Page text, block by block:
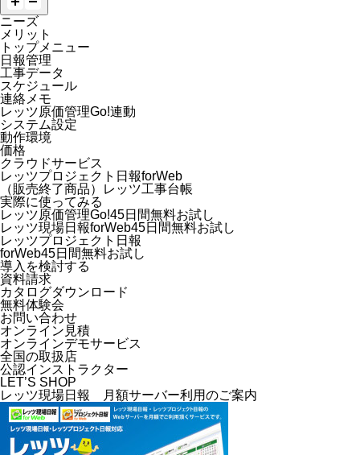
ニーズ
メリット
トップメニュー
日報管理
工事データ
スケジュール
連絡メモ
レッツ原価管理Go!連動
システム設定
動作環境
価格
クラウドサービス
レッツプロジェクト日報forWeb
（販売終了商品）レッツ工事台帳
実際に使ってみる
レッツ原価管理Go!45日間無料お試し
レッツ現場日報forWeb45日間無料お試し
レッツプロジェクト日報
forWeb45日間無料お試し
導入を検討する
資料請求
カタログダウンロード
無料体験会
お問い合わせ
オンライン見積
オンラインデモサービス
全国の取扱店
公認インストラクター
LET’S SHOP
レッツ現場日報 月額サーバー利用のご案内